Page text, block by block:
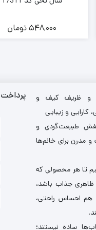
548,000تومان
و ظریف کیف و
کارایی و زیبایی
طبیعت‌گردی و
مدرن برای خانم‌ها
تا هر محصولی که
ظاهری جذاب باشد،
هم احساس راحتی،
ساده نیستند؛
پرداخت